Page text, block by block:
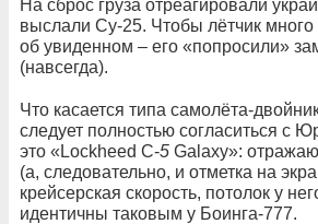
На сброс груза отреагировали
выслали Су-25. Чтобы лётчик много
об увиденном – его «попросили»
(навсегда).
Что касается типа самолёта-
следует полностью согласиться с
это «Lockheed C-5 Galaxy»:
(а, следовательно, и отметка на
крейсерская скорость, потолок у
идентичны таковым у Боинга-777.